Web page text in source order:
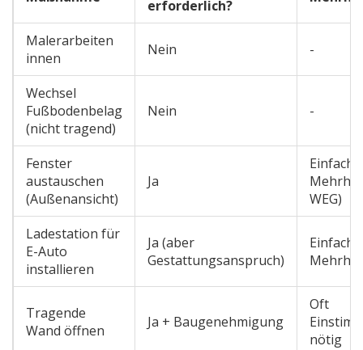
erforderlich?
Malerarbeiten
innen
Nein -
Wechsel
Fußbodenbelag
(nicht tragend)
Nein -
Fenster
austauschen
(Außenansicht)
Ja
Einfache
WEG)
Ladestation für
E-Auto
installieren
Ja (aber
Gestattungsanspruch)
Einfache
Tragende
Wand öffnen
Ja + Baugenehmigung
Oft
nötig